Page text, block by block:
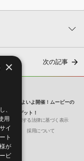
ちの製品を拡張す
次の記事
が、いよいよ開催！ムービーの
ン券をゲット！
商取引に関する法律に基づく表示
ついて 採用について
×
、
用
イ
ト
が
ビ